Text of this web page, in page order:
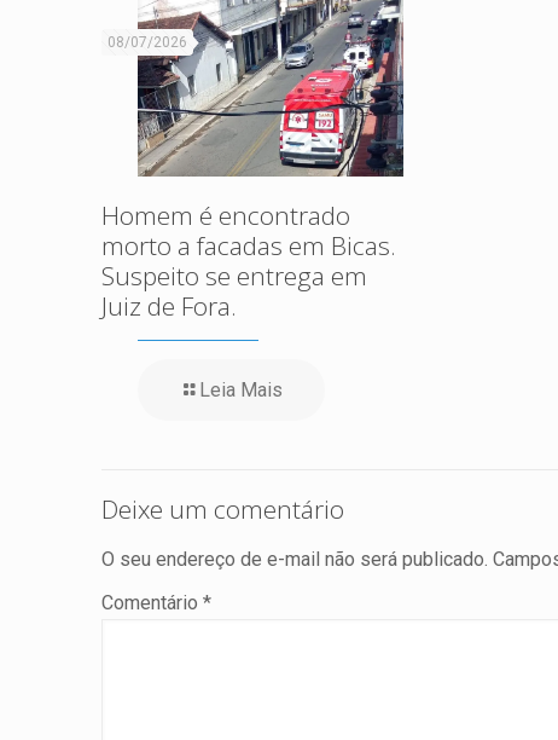
08/07/2026
Homem é encontrado
morto a facadas em Bicas.
Suspeito se entrega em
Juiz de Fora.
Leia Mais
Deixe um comentário
O seu endereço de e-mail não será publicado.
Comentário *